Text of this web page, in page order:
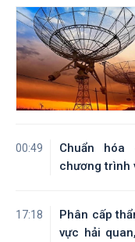
31/CT-TTg
00:49
Chuẩn
chương trình
17:18
Phân cấp
vực hải